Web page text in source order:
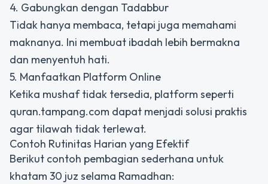
4. Gabungkan dengan Tadabbur
Tidak hanya membaca, tetapi juga memahami
maknanya. Ini membuat ibadah lebih bermakna
dan menyentuh hati.
5. Manfaatkan Platform Online
Ketika mushaf tidak tersedia, platform seperti
quran.tampang.com dapat menjadi solusi praktis
agar tilawah tidak terlewat.
Contoh Rutinitas Harian yang Efektif
Berikut contoh pembagian sederhana untuk
khatam 30 juz selama Ramadhan: